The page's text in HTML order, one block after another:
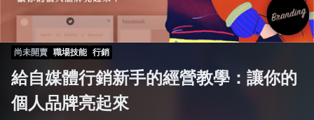
尚未開賣 職場技能 行銷
給自媒體行銷新手的經營教學：讓你的
個人品牌亮起來
播放速度
2.0x
1.75x
1.5x
播放清單
沒有播放清單
去逛逛